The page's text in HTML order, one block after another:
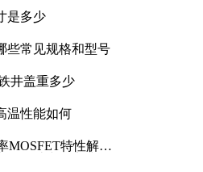
是多少
些常见规格和型号
井盖重多少
温性能如何
MOSFET特性解析